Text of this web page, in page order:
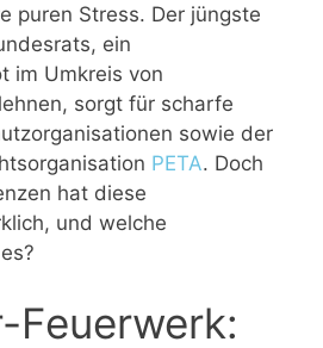
puren Stress. Der jüngste
ein
im Umkreis von
sorgt für scharfe
sowie der
PETA. Doch
hat diese
und welche
Feuerwerk: